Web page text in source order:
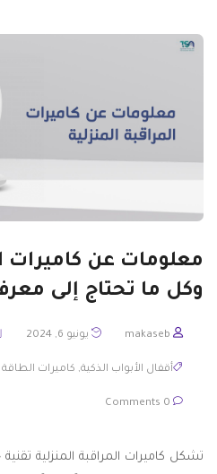
معلومات عن كاميرات
وكل ما تحتاج إلى
makaseb يونيو 6, 2024
أقفال الأبواب الذكية, كاميرات
تشكل كاميرات المراقبة المنزلية